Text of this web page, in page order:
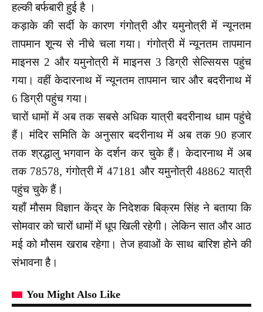
हल्की बर्फबारी हुई है ।
कड़ाके की सर्दी के कारण गंगोत्री और यमुनोत्री में न्यूनतम
तापमान शून्य से नीचे चला गया। गंगोत्री में न्यूनतम तापमान
माइनस 2 और यमुनोत्री में माइनस 3 डिग्री सेल्सियस पहुंच
गया। वहीं केदारनाथ में न्यूनतम तापमान चार और बदरीनाथ में
6 डिग्री पहुंच गया।
चारों धामों में अब तक सबसे अधिक यात्री बदरीनाथ धाम पहुंचे
हैं। मंदिर समिति के अनुसार बदरीनाथ में अब तक 90 हजार
तक श्रद्धालु भगवान के दर्शन कर चुके हैं। केदारनाथ में अब
तक 78578, गंगोत्री में 47181 और यमुनोत्री 48862 यात्री
पहुंच चुके हैं।
यहाँ मौसम विज्ञान केंद्र के निदेशक बिक्रम सिंह ने बताया कि
सोमवार को चारों धामों में धूप खिली रहेगी। लेकिन सात और आठ
मई को मौसम खराब रहेगा। तेज हवाओं के साथ बारिश होने की
संभावना है।
You Might Also Like